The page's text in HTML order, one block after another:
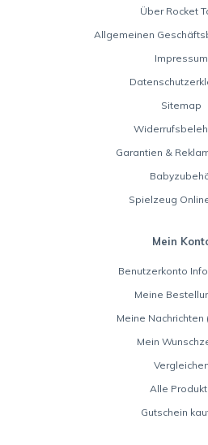
Über Rocket
Allgemeinen
Impressum
Sitemap
Garantien &
Spielzeug
Mein
Benutzerkonto
Meine
Meine Nachrichten
Mein
Vergleichen
Alle
Gutschein